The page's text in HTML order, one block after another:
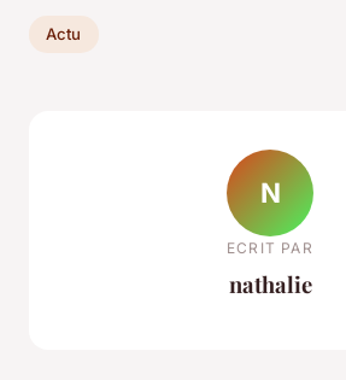
Actu
N
ECRIT PAR
nathalie